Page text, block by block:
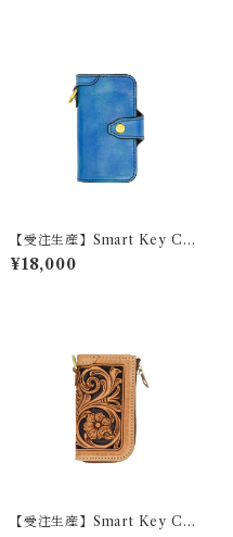
【受注生産】Smart Key Cas
e 『SWIFT』
¥18,000
【受注生産】Smart Key Cas